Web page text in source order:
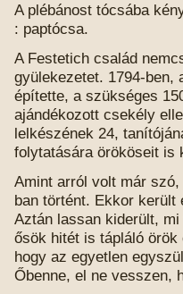
A plébánost tócsába
: paptócsa.
A Festetich család
gyülekezetet. 1794-ben,
építette, a szükséges
ajándékozott csekély
lelkészének 24,
folytatására örököseit is
Amint arról volt már
ban történt. Ekkor került
Aztán lassan kiderült,
ősök hitét is tápláló
hogy az egyetlen
Őbenne, el ne vesszen,